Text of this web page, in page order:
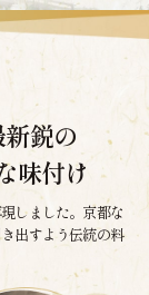
鋭の
味付け
しました。京都な
出すよう伝統の料